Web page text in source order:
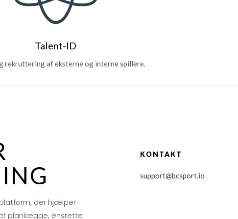
Talent-ID
rekruttering af eksterne og interne spillere.
der hjælper
planlægge, ensrette
KONTAKT
support@bcsport.io